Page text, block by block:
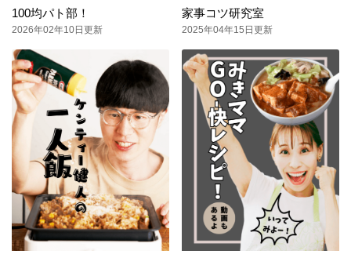
100均パト部！
2026年02年10日更新
家事コツ研究室
2025年04年15日更新